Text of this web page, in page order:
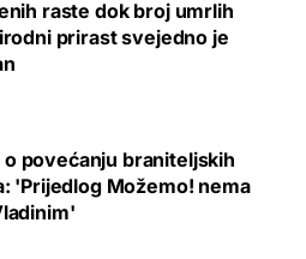
raste dok broj umrlih
prirast svejedno je
povećanju braniteljskih
'Prijedlog Možemo! nema